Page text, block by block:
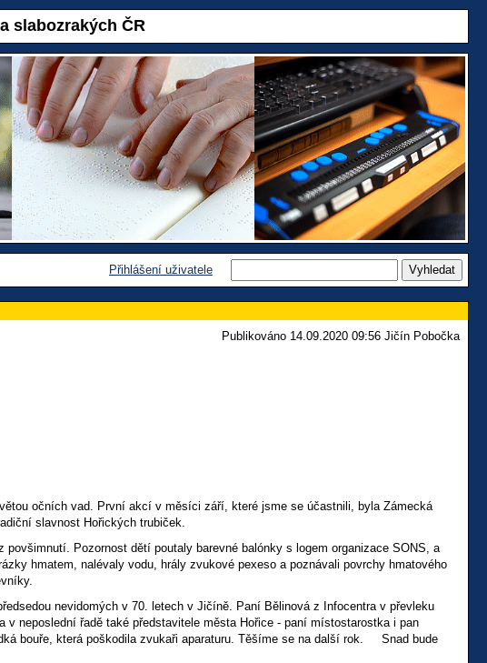
slabozrakých ČR
Přihlášení uživatele
Publikováno 14.09.2020 09:56 Jičín Pobočka
očních vad. První akcí v měsíci září, které jsme se účastnili, byla Zámecká
slavnost Hořických trubiček.
Pozornost dětí poutaly barevné balónky s logem organizace SONS, a
hmatem, nalévaly vodu, hrály zvukové pexeso a poznávali povrchy hmatového
nevidomých v 70. letech v Jičíně. Paní Bělinová z Infocentra v převleku
neposlední řadě také představitele města Hořice - paní místostarostka i pan
bouře, která poškodila zvukaři aparaturu. Těšíme se na další rok. Snad bude